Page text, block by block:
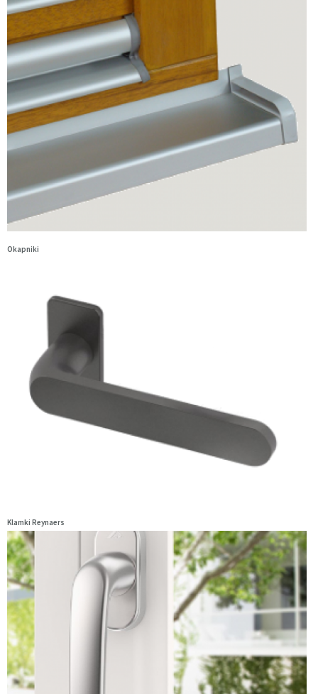
Okapniki
Klamki Reynaers